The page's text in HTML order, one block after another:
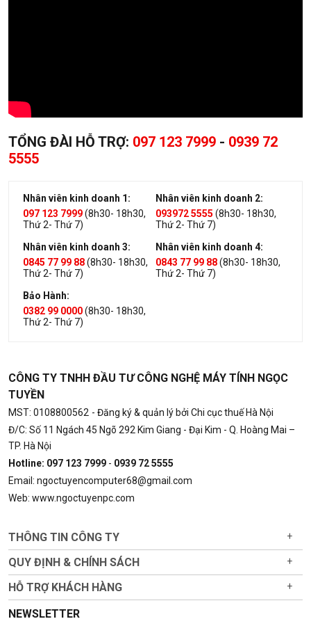
TỔNG ĐÀI HỖ TRỢ: 097 123 7999 - 0939 72
5555
Nhân viên kinh doanh 1:
097 123 7999(8h30- 18h30,
Thứ 2- Thứ 7)
Nhân viên kinh doanh 2:
093972 5555 (8h30- 18h30,
Thứ 2- Thứ 7)
Nhân viên kinh doanh 3:
0845 77 99 88(8h30- 18h30,
Thứ 2- Thứ 7)
Nhân viên kinh doanh 4:
0843 77 99 88(8h30- 18h30,
Thứ 2- Thứ 7)
Bảo Hành:
0382 99 0000(8h30- 18h30,
Thứ 2- Thứ 7)
CÔNG TY TNHH ĐẦU TƯ CÔNG NGHỆ MÁY TÍNH NGỌC
TUYỀN
MST: 0108800562 - Đăng ký & quản lý bởi Chi cục thuế Hà Nội
Đ/C: Số 11 Ngách 45 Ngõ 292 Kim Giang - Đại Kim - Q. Hoàng Mai –
TP. Hà Nội
Hotline: 097 123 7999 - 0939 72 5555
Email: ngoctuyencomputer68@gmail.com
Web: www.ngoctuyenpc.com
THÔNG TIN CÔNG TY +
QUY ĐỊNH & CHÍNH SÁCH +
HỖ TRỢ KHÁCH HÀNG +
NEWSLETTER